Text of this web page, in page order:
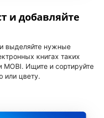
и добавляйте
выделяйте нужные
книгах таких
MOBI. Ищите и сортируйте
или цвету.